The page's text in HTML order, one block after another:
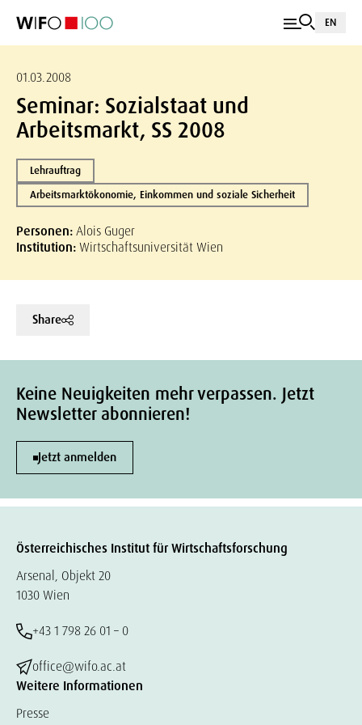
EN
01.03.2008
Seminar: Sozialstaat und
Arbeitsmarkt, SS 2008
Lehrauftrag
Arbeitsmarktökonomie, Einkommen und soziale Sicherheit
Personen:Alois Guger
Institution:Wirtschaftsuniversität Wien
Share
Keine Neuigkeiten mehr verpassen. Jetzt
Newsletter abonnieren!
Jetzt anmelden
Österreichisches Institut für Wirtschaftsforschung
Arsenal, Objekt 20
1030 Wien
+43 1 798 26 01 – 0
office@wifo.ac.at
Weitere Informationen
Presse